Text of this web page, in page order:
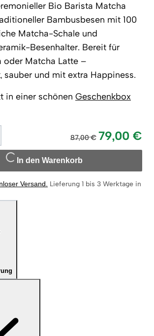
Bio Barista Matcha
Bambusbesen mit 100
Matcha-Schale und
Besenhalter. Bereit für
oder Matcha Latte –
sauber und mit extra Happiness.
in einer schönen Geschenkbox
87,00 € 79,00 €
In den Warenkorb
Versand. Lieferung 1 bis 3 Werktage in